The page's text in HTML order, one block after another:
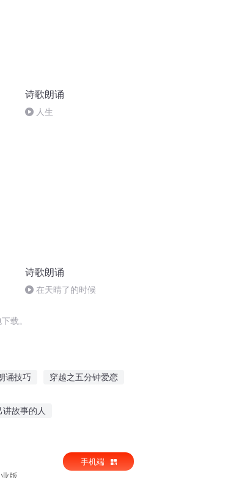
诗歌朗诵
人生
诗歌朗诵
在天晴了的时候
载。
诵技巧 穿越之五分钟爱恋
故事的人
版
手机端